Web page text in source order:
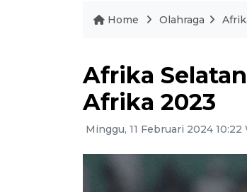
Home Olahraga
Afrika
Afrika 2023
Minggu, 11 Februari 2024 10:22